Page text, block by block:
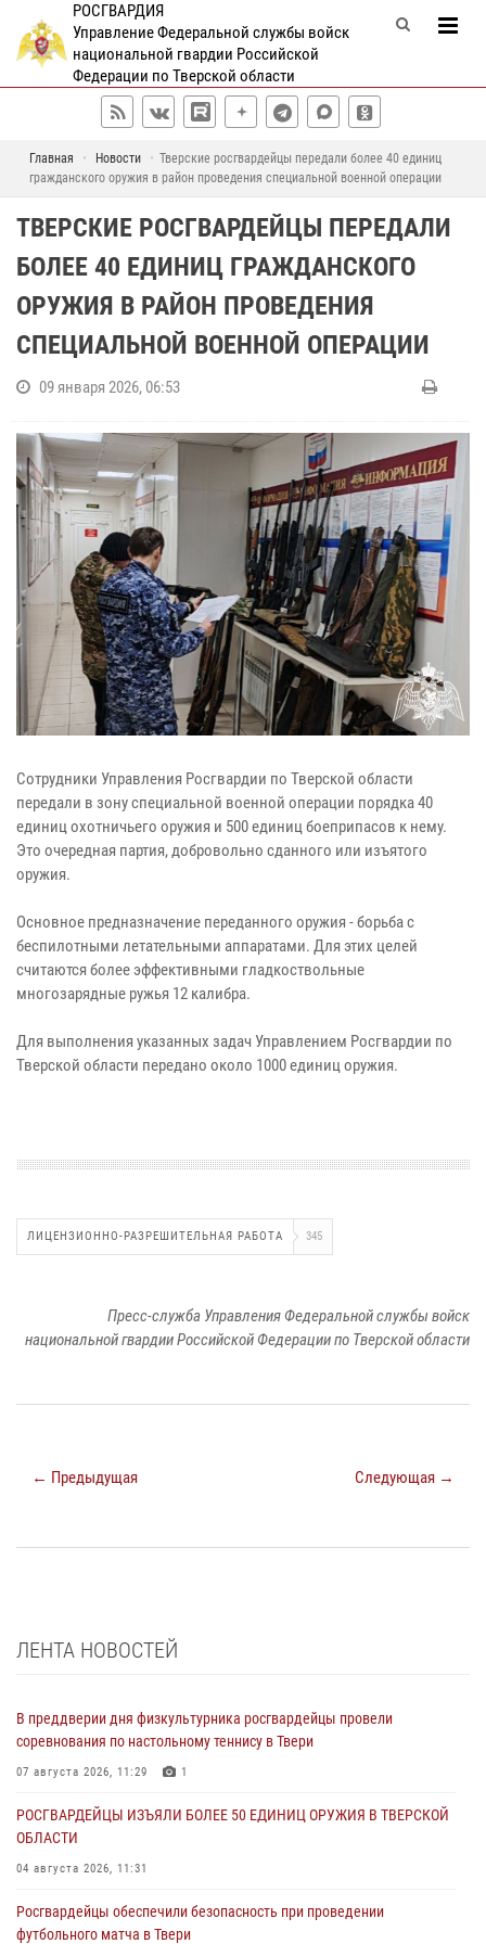
РОСГВАРДИЯ
Управление Федеральной службы войск
национальной гвардии Российской
Федерации по Тверской области
Главная Новости
Тверские росгвардейцы передали более 40 единиц
гражданского оружия в район проведения специальной военной операции
ТВЕРСКИЕ РОСГВАРДЕЙЦЫ ПЕРЕДАЛИ
БОЛЕЕ 40 ЕДИНИЦ ГРАЖДАНСКОГО
ОРУЖИЯ В РАЙОН ПРОВЕДЕНИЯ
СПЕЦИАЛЬНОЙ ВОЕННОЙ ОПЕРАЦИИ
09 января 2026, 06:53
Сотрудники Управления Росгвардии по Тверской области
передали в зону специальной военной операции порядка 40
единиц охотничьего оружия и 500 единиц боеприпасов к нему.
Это очередная партия, добровольно сданного или изъятого
оружия.
Основное предназначение переданного оружия - борьба с
беспилотными летательными аппаратами. Для этих целей
считаются более эффективными гладкоствольные
многозарядные ружья 12 калибра.
Для выполнения указанных задач Управлением Росгвардии по
Тверской области передано около 1000 единиц оружия.
ЛИЦЕНЗИОННО-РАЗРЕШИТЕЛЬНАЯ РАБОТА 345
Пресс-служба Управления Федеральной службы войск
национальной гвардии Российской Федерации по Тверской области
← Предыдущая Следующая →
ЛЕНТА НОВОСТЕЙ
В преддверии дня физкультурника росгвардейцы провели
соревнования по настольному теннису в Твери
07 августа 2026, 11:29 1
РОСГВАРДЕЙЦЫ ИЗЪЯЛИ БОЛЕЕ 50 ЕДИНИЦ ОРУЖИЯ В ТВЕРСКОЙ
ОБЛАСТИ
04 августа 2026, 11:31
Росгвардейцы обеспечили безопасность при проведении
футбольного матча в Твери